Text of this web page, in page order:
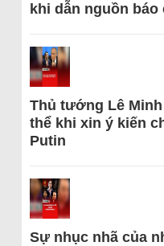
khi dẫn nguồn báo
Thủ tướng Lê
thể khi xin ý kiến
Putin
Sự nhục nhã của